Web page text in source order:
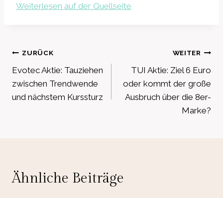
Weiterlesen auf der Quellseite
Beitragsnavigation
ZURÜCK
Evotec Aktie: Tauziehen
zwischen Trendwende
und nächstem Kurssturz
WEITER
TUI Aktie: Ziel 6 Euro
oder kommt der große
Ausbruch über die 8er-
Marke?
Ähnliche Beiträge